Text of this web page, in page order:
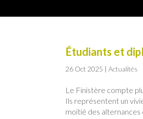
Étudiants et
26 Oct 2025 |Actualités
Le Finistère compte
Ils représentent un
moitié des alternances